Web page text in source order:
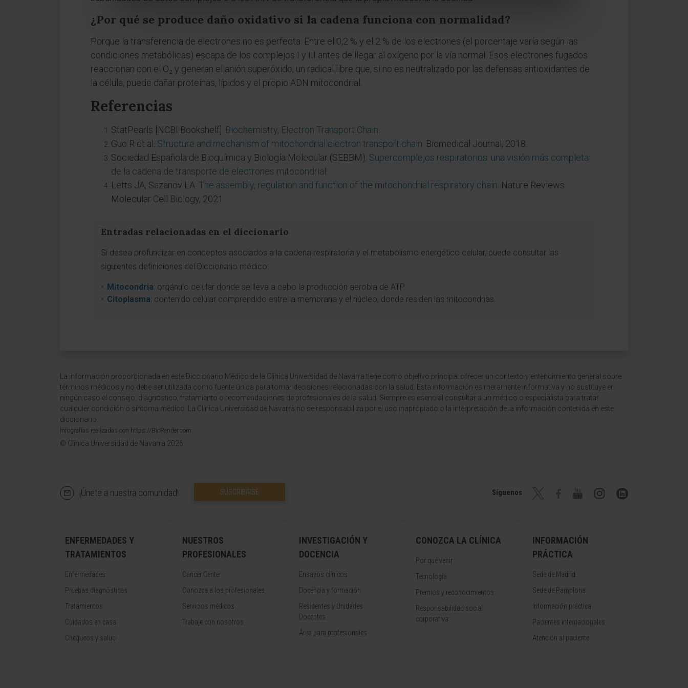
¿Por qué se produce daño oxidativo si la cadena funciona con normalidad?
Porque la transferencia de electrones no es perfecta. Entre el 0,2 % y el 2 % de los electrones (el porcentaje varía según las
condiciones metabólicas) escapa de los complejos I y III antes de llegar al oxígeno por la vía normal. Esos electrones fugados
reaccionan con el O₂ y generan el anión superóxido, un radical libre que, si no es neutralizado por las defensas antioxidantes de
la célula, puede dañar proteínas, lípidos y el propio ADN mitocondrial.
Referencias
StatPearls [NCBI Bookshelf]. Biochemistry, Electron Transport Chain
Guo R et al. Structure and mechanism of mitochondrial electron transport chain . Biomedical Journal, 2018.
Sociedad Española de Bioquímica y Biología Molecular (SEBBM). Supercomplejos respiratorios: una visión más completa
de la cadena de transporte de electrones mitocondrial
Letts JA, Sazanov LA. The assembly, regulation and function of the mitochondrial respiratory chain . Nature Reviews
Molecular Cell Biology, 2021.
Entradas relacionadas en el diccionario
Si desea profundizar en conceptos asociados a la cadena respiratoria y el metabolismo energético celular, puede consultar las
siguientes definiciones del Diccionario médico:
Mitocondria: orgánulo celular donde se lleva a cabo la producción aerobia de ATP.
Citoplasma: contenido celular comprendido entre la membrana y el núcleo, donde residen las mitocondrias.
La información proporcionada en este Diccionario Médico de la Clínica Universidad de Navarra tiene como objetivo principal ofrecer un contexto y entendimiento general sobre
términos médicos y no debe ser utilizada como fuente única para tomar decisiones relacionadas con la salud. Esta información es meramente informativa y no sustituye en
ningún caso el consejo, diagnóstico, tratamiento o recomendaciones de profesionales de la salud. Siempre es esencial consultar a un médico o especialista para tratar
cualquier condición o síntoma médico. La Clínica Universidad de Navarra no se responsabiliza por el uso inapropiado o la interpretación de la información contenida en este
diccionario.
Infografías realizadas con https://BioRender.com
© Clínica Universidad de Navarra 2026
¡Únete a nuestra comunidad! SUSCRIBIRSE Síguenos
ENFERMEDADES Y
TRATAMIENTOS
Enfermedades
Pruebas diagnósticas
Tratamientos
Cuidados en casa
Chequeos y salud
NUESTROS
PROFESIONALES
Cancer Center
Conozca a los profesionales
Servicios médicos
Trabaje con nosotros
INVESTIGACIÓN Y
DOCENCIA
Ensayos clínicos
Docencia y formación
Residentes y Unidades
Docentes
Área para profesionales
CONOZCA LA CLÍNICA
Por qué venir
Tecnología
Premios y reconocimientos
Responsabilidad social
corporativa
INFORMACIÓN
PRÁCTICA
Sede de Madrid
Sede de Pamplona
Información práctica
Pacientes internacionales
Atención al paciente